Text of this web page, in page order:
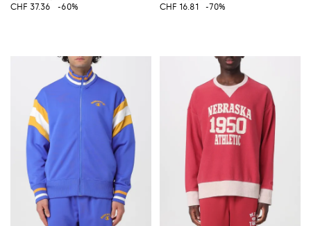
CHF 37.36
-60%
CHF 16.81
-70%